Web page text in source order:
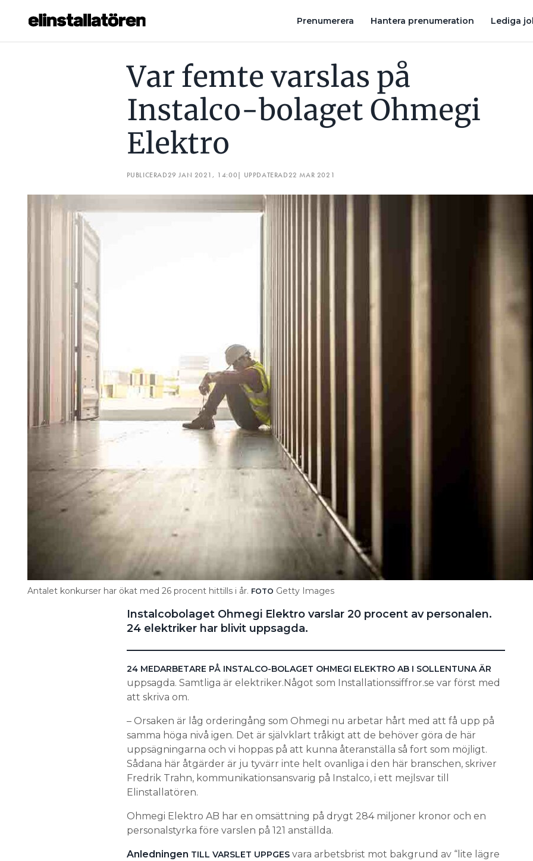
Prenumerera Hantera prenumeration Lediga
Hantera prenumeration
Läs E-tidningen
Om tidningen
Personuppgifter
Search for:
Var femte varslas på
Instalco-bolaget Ohmegi
Elektro
PUBLICERAD29 JAN 2021, 14:00| UPPDATERAD22 MAR 2021
Antalet konkurser har ökat med 26 procent hittills i år. FOTO Getty Images
Instalcobolaget Ohmegi Elektro varslar 20 procent av personalen.
24 elektriker har blivit uppsagda.
24 MEDARBETARE PÅ INSTALCO-BOLAGET OHMEGI ELEKTRO AB I SOLLENTUNA ÄR
uppsagda. Samtliga är elektriker.Något som Installationssiffror.se var först med
att skriva om.
– Orsaken är låg orderingång som Ohmegi nu arbetar hårt med att få upp på
samma höga nivå igen. Det är självklart tråkigt att de behöver göra de här
uppsägningarna och vi hoppas på att kunna återanställa så fort som möjligt.
Sådana här åtgärder är ju tyvärr inte helt ovanliga i den här branschen, skriver
Fredrik Trahn, kommunikationsansvarig på Instalco, i ett mejlsvar till
Elinstallatören.
Ohmegi Elektro AB har en omsättning på drygt 284 miljoner kronor och en
personalstyrka före varslen på 121 anställda.
Anledningen TILL VARSLET UPPGESvara arbetsbrist mot bakgrund av “lite lägre
VAR FEMTE VARSLAS PÅ INSTALCO-BOLAGET OHMEGI ELEKTRO FÖRBÄTTRAD LÖNSAMHET I INSTALCO DE PEKAS UT